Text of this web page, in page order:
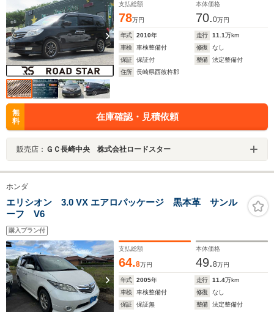
支払総額
78万円
本体価格
70.0万円
年式 2010年 走行 11.1万km
車検
車検整備付 修復
なし
保証
保証付 整備
法定整備付
住所
長崎県西彼杵郡
無
料
在庫確認・見積依頼
販売店： ＧＣ長崎中央 株式会社ロードスター
ホンダ
エリシオン 3.0 VX エアロパッケージ 黒本革 サンル
ーフ V6
購入プラン付
支払総額
64.8万円
本体価格
49.8万円
年式 2005年 走行 11.4万km
車検
車検整備付 修復
なし
保証
保証無 整備
法定整備付